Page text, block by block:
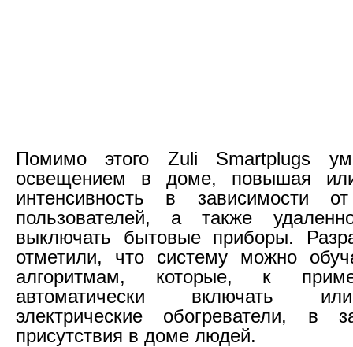
Помимо этого Zuli Smartplugs
освещением в доме, повышая
интенсивность в зависимости от
пользователей, а также
выключать бытовые приборы.
отметили, что систему можно
алгоритмам, которые, к
автоматически включать
электрические обогреватели, в
присутствия в доме людей.